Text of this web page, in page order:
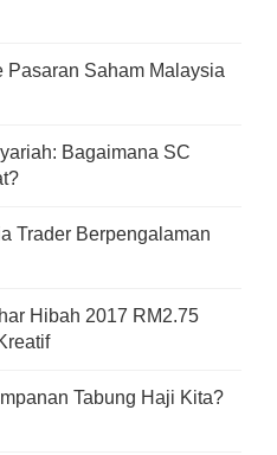
Pasaran Saham Malaysia
Bagaimana SC
Trader Berpengalaman
Hibah 2017 RM2.75
Tabung Haji Kita?